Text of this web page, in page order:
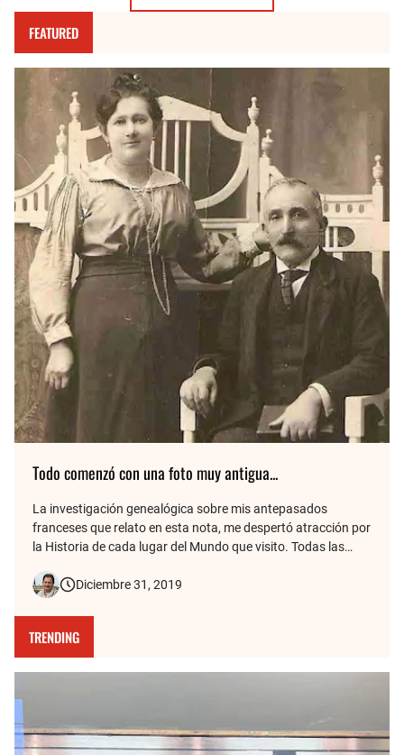
FEATURED
Todo comenzó con una foto muy antigua...
La investigación genealógica sobre mis antepasados
franceses que relato en esta nota, me despertó atracción por
la Historia de cada lugar del Mundo que visito. Todas las
trata este blog. Aquí cuento cómo la vieja foto de mis
Diciembre 31, 2019
TRENDING